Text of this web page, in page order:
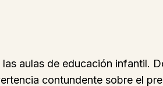
aulas de educación infantil.
contundente sobre el